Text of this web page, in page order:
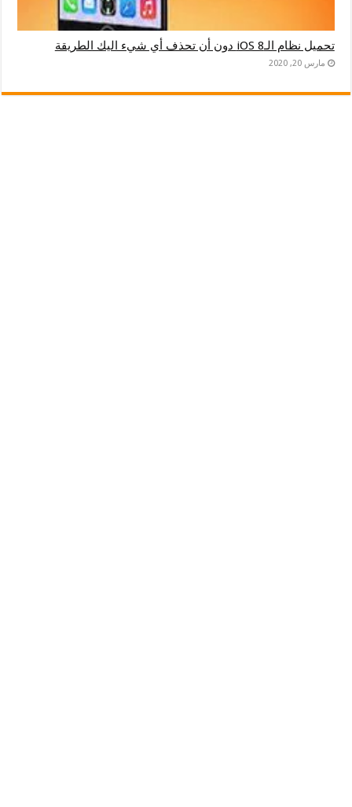
تحميل نظام الـiOS 8 دون أن تحذف أي شيء اليك الطريقة
مارس 20, 2020